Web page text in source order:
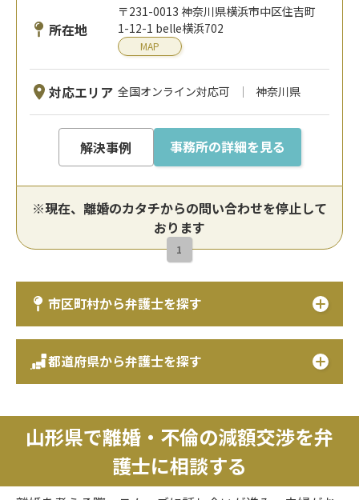
所在地
〒231-0013 神奈川県横浜市中区住吉町
1-12-1 belle横浜702
MAP
対応エリア 全国オンライン対応可 神奈川県
解決事例 事務所の詳細を見る
※現在、離婚のカタチからの問い合わせを停止して
おります
1
市区町村から弁護士を探す
都道府県から弁護士を探す
山形県で離婚・不倫の減額交渉を弁
護士に相談する